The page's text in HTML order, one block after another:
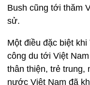
Bush cũng tới thăm
sử.
Một điều đặc biệt
công du tới Việt
thân thiện, trẻ trung,
nước Việt Nam đã